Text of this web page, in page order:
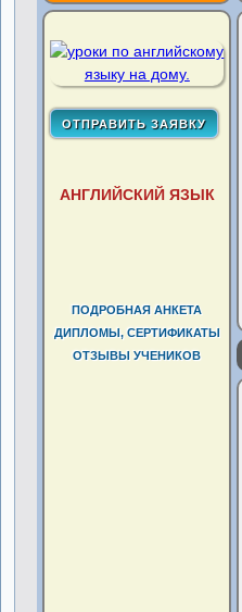
АНГЛИЙСКИЙ ЯЗЫК
ПОДРОБНАЯ АНКЕТА
ДИПЛОМЫ, СЕРТИФИКАТЫ
ОТЗЫВЫ УЧЕНИКОВ